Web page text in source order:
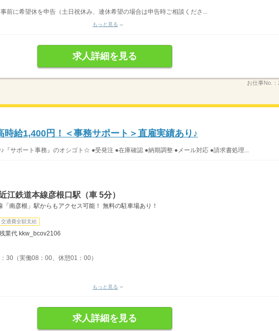
前に希望休を申告（土日祝休み、連休希望の場合は申告時ご相談くださ...
もっと見る
求人詳細を見る
お仕事No.：
時給1,400円！＜事務サポート＞直雇実績あり♪
『サポート事務』のオシゴト☆ ●受発注 ●在庫確認 ●納期調整 ●メール対応 ●請求書処理...
江鉄道本線彦根口駅（車 5分）
「南彦根」駅からもアクセス可能！ 無料の駐車場あり！
交通費全額支給
業代 kkw_bcov2106
30（実働08：00、休憩01：00）
もっと見る
求人詳細を見る